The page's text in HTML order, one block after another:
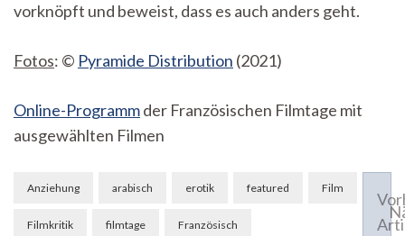
vorknöpft und beweist, dass es auch anders geht.
Fotos: © Pyramide Distribution (2021)
Online-Programmder Französischen Filmtage mit
ausgewählten Filmen
Anziehung arabisch erotik featured Film
Filmkritik filmtage Französisch
Beitragsnavigation